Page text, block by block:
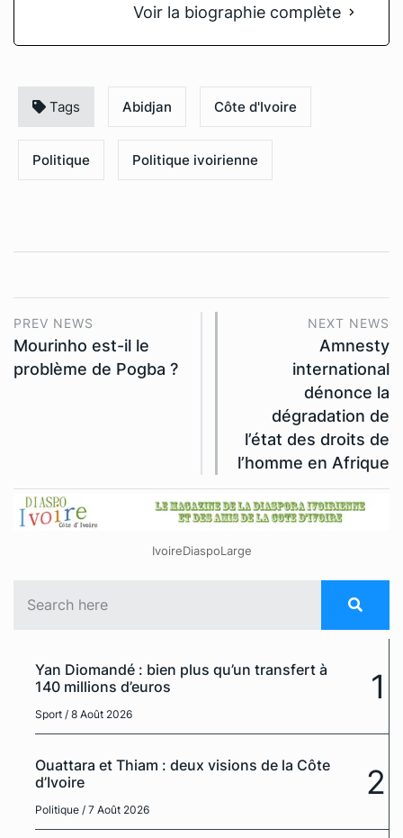
Voir la biographie complète
Tags Abidjan Côte d'Ivoire
Politique Politique ivoirienne
PREV NEWS
Mourinho est-il le
problème de Pogba ?
NEXT NEWS
Amnesty
international
dénonce la
dégradation de
l’état des droits de
l’homme en Afrique
IvoireDiaspoLarge
Yan Diomandé : bien plus qu’un transfert à
140 millions d’euros
Sport / 8 Août 2026
1
Ouattara et Thiam : deux visions de la Côte
d’Ivoire
Politique / 7 Août 2026
2